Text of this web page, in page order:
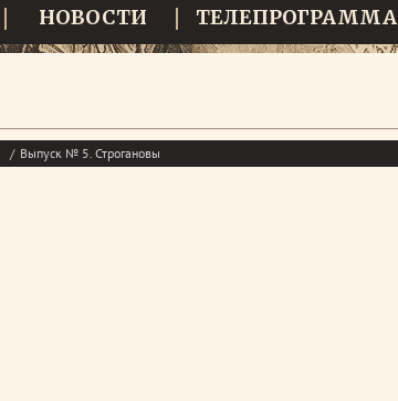
НОВОСТИ ТЕЛЕПРОГРАММА
Выпуск № 5. Строгановы